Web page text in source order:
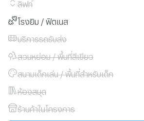
ลิฟท์
โรงยิม / ฟิตเนส
บริการรถรับส่ง
สวนหย่อม / พื้นที่สีเขียว
สนามเด็กเล่น / พื้นที่สำหรับเด็ก
ห้องสมุด
ร้านค้าในโครงการ